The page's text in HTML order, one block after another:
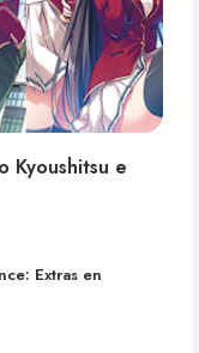
Kyoushitsu e
Extras en